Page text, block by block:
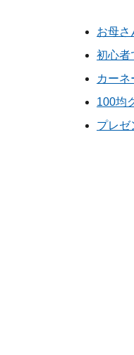
お母さ
初心者
カー
100均
プレゼ